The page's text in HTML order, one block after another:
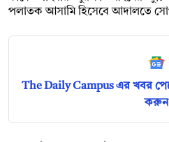
পলাতক আসামি হিসেবে আদালতে
The Daily Campus এর খবর
করুন